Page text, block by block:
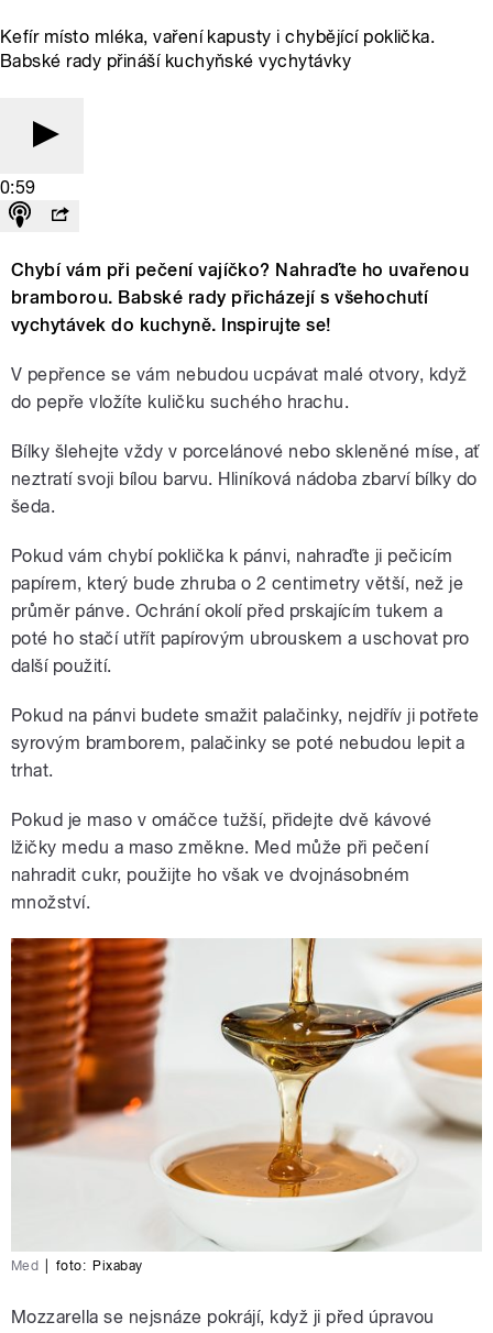
Kefír místo mléka, vaření kapusty i chybějící poklička.
Babské rady přináší kuchyňské vychytávky
0:59
Chybí vám při pečení vajíčko? Nahraďte ho uvařenou
bramborou. Babské rady přicházejí s všehochutí
vychytávek do kuchyně. Inspirujte se!
V pepřence se vám nebudou ucpávat malé otvory, když
do pepře vložíte kuličku suchého hrachu.
Bílky šlehejte vždy v porcelánové nebo skleněné míse, ať
neztratí svoji bílou barvu. Hliníková nádoba zbarví bílky do
šeda.
Pokud vám chybí poklička k pánvi, nahraďte ji pečicím
papírem, který bude zhruba o 2 centimetry větší, než je
průměr pánve. Ochrání okolí před prskajícím tukem a
poté ho stačí utřít papírovým ubrouskem a uschovat pro
další použití.
Pokud na pánvi budete smažit palačinky, nejdřív ji potřete
syrovým bramborem, palačinky se poté nebudou lepit a
trhat.
Pokud je maso v omáčce tužší, přidejte dvě kávové
lžičky medu a maso změkne. Med může při pečení
nahradit cukr, použijte ho však ve dvojnásobném
množství.
Med foto: Pixabay
Mozzarella se nejsnáze pokrájí, když ji před úpravou